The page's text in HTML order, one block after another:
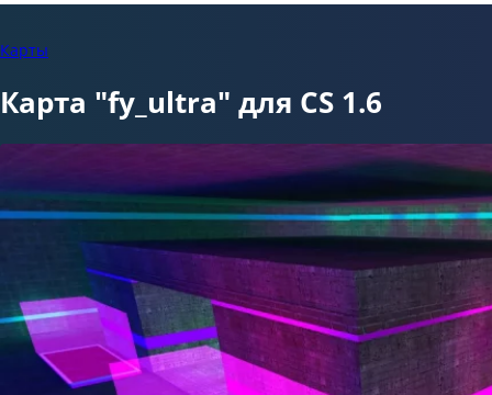
Карты
Карта "fy_ultra" для CS 1.6